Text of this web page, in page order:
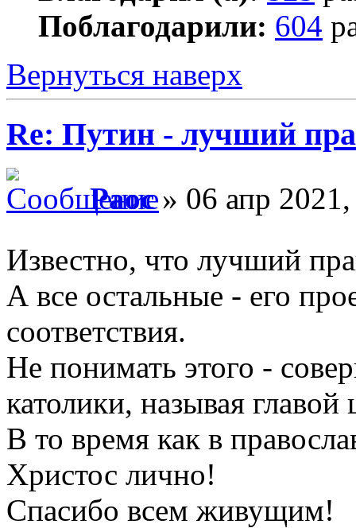
Поблагодарили: 604
Вернуться наверх
Re: Путин - лучший
Раос» 06 апр
Известно, что лучший
А все остальные - его
соответствия.
Не понимать этого -
католики, называя
В то время как в
Христос лично!
Спасибо всем живущим!